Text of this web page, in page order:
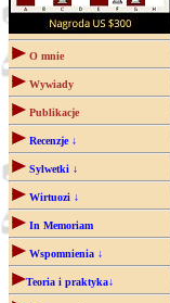
O mnie
Wywiady
Publikacje
Recenzje ↓
Sylwetki ↓
Wirtuozi ↓
In Memoriam
Wspomnienia ↓
Teoria i praktyka↓